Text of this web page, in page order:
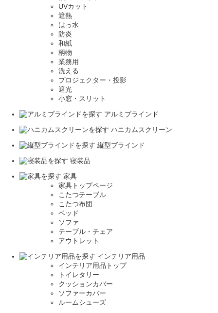
UVカット
遮熱
はっ水
防炎
和紙
柄物
業務用
洗える
プロジェクター・投影
遮光
小窓・スリット
アルミブラインド
ハニカムスクリーン
縦型ブラインド
寝装品
家具
家具トップページ
こたつテーブル
こたつ布団
ベッド
ソファ
テーブル・チェア
アウトレット
インテリア用品
インテリア用品トップ
トイレタリー
クッションカバー
ソファーカバー
ルームシューズ